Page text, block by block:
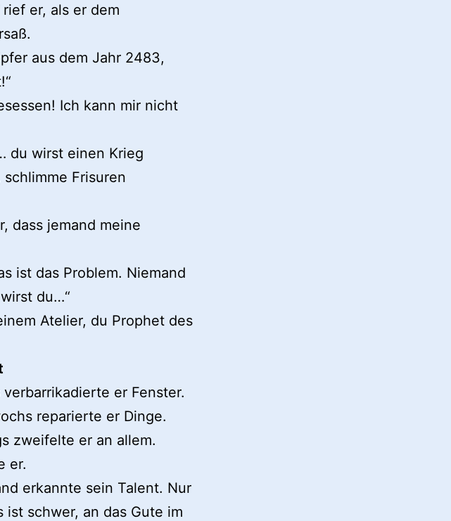
er, als er dem
aus dem Jahr 2483,
Ich kann mir nicht
du wirst einen Krieg
Frisuren
dass jemand meine
ist das Problem. Niemand
du…“
Atelier, du Prophet des
er Fenster.
reparierte er Dinge.
zweifelte er an allem.
er.
erkannte sein Talent. Nur
schwer, an das Gute im